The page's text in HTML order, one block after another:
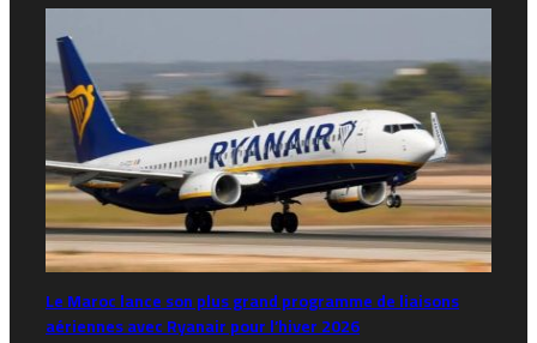
Le Maroc lance son plus grand programme de liaisons
aériennes avec Ryanair pour l’hiver 2026